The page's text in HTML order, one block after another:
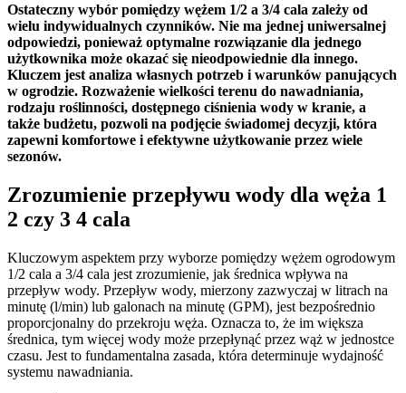
Ostateczny wybór pomiędzy wężem 1/2 a 3/4 cala zależy od
wielu indywidualnych czynników. Nie ma jednej uniwersalnej
odpowiedzi, ponieważ optymalne rozwiązanie dla jednego
użytkownika może okazać się nieodpowiednie dla innego.
Kluczem jest analiza własnych potrzeb i warunków panujących
w ogrodzie. Rozważenie wielkości terenu do nawadniania,
rodzaju roślinności, dostępnego ciśnienia wody w kranie, a
także budżetu, pozwoli na podjęcie świadomej decyzji, która
zapewni komfortowe i efektywne użytkowanie przez wiele
sezonów.
Zrozumienie przepływu wody dla węża 1
2 czy 3 4 cala
Kluczowym aspektem przy wyborze pomiędzy wężem ogrodowym
1/2 cala a 3/4 cala jest zrozumienie, jak średnica wpływa na
przepływ wody. Przepływ wody, mierzony zazwyczaj w litrach na
minutę (l/min) lub galonach na minutę (GPM), jest bezpośrednio
proporcjonalny do przekroju węża. Oznacza to, że im większa
średnica, tym więcej wody może przepłynąć przez wąż w jednostce
czasu. Jest to fundamentalna zasada, która determinuje wydajność
systemu nawadniania.